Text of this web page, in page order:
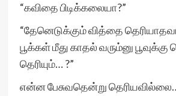
“கவிதை பிடிக்கலையா?”
“தேனெடுக்கும் வித்தை
பூக்கள் மீது காதல் வரும்னு பூவுக்கு
தெரியும்… ?”
என்ன பேசுவதென்று தெரியவில்லை….